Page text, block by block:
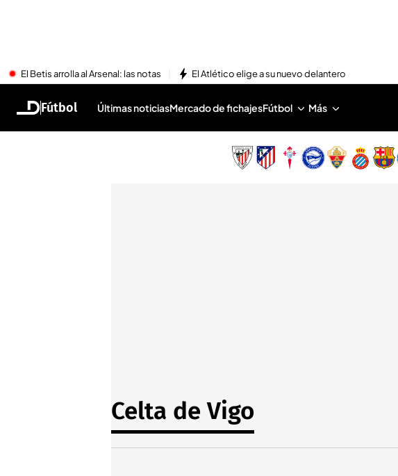
El Betis arrolla al Arsenal: las notas El Atlético elige a su nuevo delantero
Fútbol Últimas noticiasMercado de fichajesFútbol Más
Celta de Vigo